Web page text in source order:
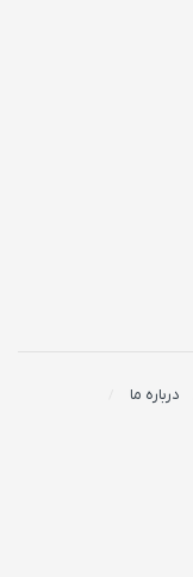
درباره ما